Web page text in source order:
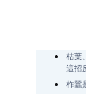
枯葉
這招
柞蠶